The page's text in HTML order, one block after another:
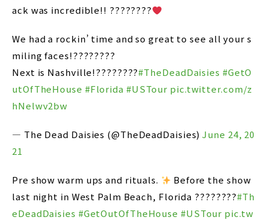
ack was incredible!! ????????
We had a rockin’ time and so great to see all your s
miling faces!????????
Next is Nashville!????????#TheDeadDaisies #GetO
utOfTheHouse #Florida #USTour pic.twitter.com/z
hNelwv2bw
— The Dead Daisies (@TheDeadDaisies)June 24, 20
21
Pre show warm ups and rituals.
Before the show
last night in West Palm Beach, Florida ????????#Th
eDeadDaisies #GetOutOfTheHouse #USTour pic.tw